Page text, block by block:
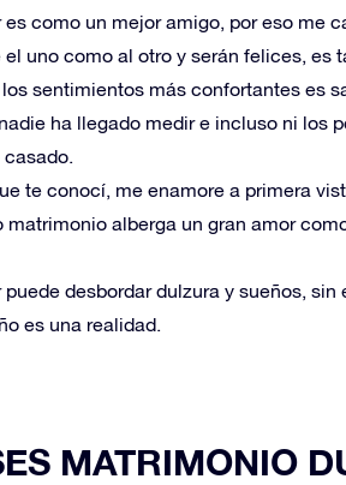
es como un mejor amigo, por eso me
el uno como al otro y serán felices, es
sentimientos más confortantes es
ha llegado medir e incluso ni los
te conocí, me enamore a primera
matrimonio alberga un gran amor
puede desbordar dulzura y sueños,
es una realidad.
MATRIMONIO